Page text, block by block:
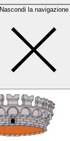
Nascondi la navigazione